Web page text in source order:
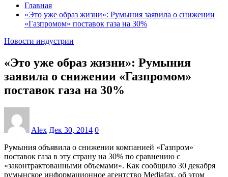
Главная
«Это уже образ жизни»: Румыния заявила о снижении
«Газпромом» поставок газа на 30%
Новости индустрии
«Это уже образ жизни»: Румыния
заявила о снижении «Газпромом»
поставок газа на 30%
Alex Дек 30, 2014 0
Румыния объявила о снижении компанией «Газпром»
поставок газа в эту страну на 30% по сравнению с
«законтрактованными объемами». Как сообщило 30 декабря
румынское информационное агентство Mediafax, об этом